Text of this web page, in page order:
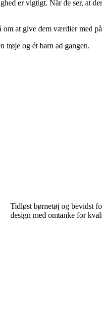
er vigtigt. Når de ser, at
at give dem værdier med
trøje og ét barn ad gangen.
Tidløst børnetøj og bevidst
design med omtanke for